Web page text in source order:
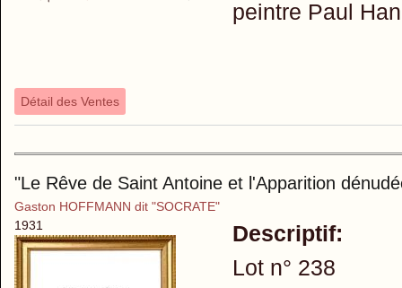
peintre Paul
Détail des Ventes
"Le Rêve de Saint Antoine et l'Apparition
Gaston HOFFMANN dit "SOCRATE"
1931
Descriptif:
Lot n° 238